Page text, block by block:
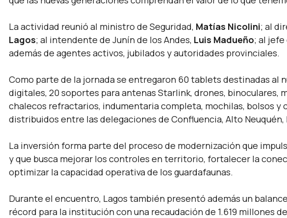
La actividad reunió al ministro de Seguridad, Matías Nicolini; al
Lagos; al intendente de Junín de los Andes, Luis Madueño; al jefe
además de agentes activos, jubilados y autoridades provinciales.
Como parte de la jornada se entregaron 60 tablets destinadas al
digitales, 20 soportes para antenas Starlink, drones, binoculares,
chalecos refractarios, indumentaria completa, mochilas, bolsos y
distribuidos entre las delegaciones de Confluencia, Alto Neuquén,
La inversión forma parte del proceso de modernización que
y que busca mejorar los controles en territorio, fortalecer la
optimizar la capacidad operativa de los guardafaunas.
Durante el encuentro, Lagos también presentó además un
récord para la institución con una recaudación de 1.619 millones